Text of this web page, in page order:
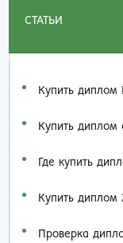
СТАТЬИ
Купить диплом
Купить диплом
Где купить
Купить диплом
Проверка